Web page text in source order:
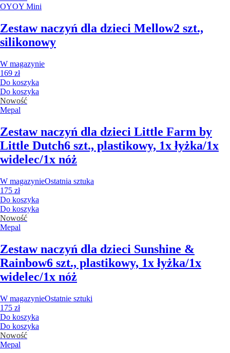
OYOY Mini
Zestaw naczyń dla dzieci Mellow2 szt.,
silikonowy
W magazynie
169 zł
Do koszyka
Do koszyka
Nowość
Mepal
Zestaw naczyń dla dzieci Little Farm by
Little Dutch6 szt., plastikowy, 1x łyżka/1x
widelec/1x nóż
W magazynieOstatnia sztuka
175 zł
Do koszyka
Do koszyka
Nowość
Mepal
Zestaw naczyń dla dzieci Sunshine &
Rainbow6 szt., plastikowy, 1x łyżka/1x
widelec/1x nóż
W magazynieOstatnie sztuki
175 zł
Do koszyka
Do koszyka
Nowość
Mepal